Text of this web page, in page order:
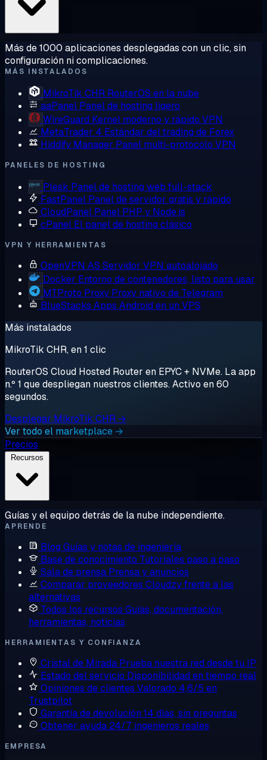
Más de 1000 aplicaciones desplegadas con un clic, sin
configuración ni complicaciones.
MÁS INSTALADOS
MikroTik CHR RouterOS en la nube
aaPanel Panel de hosting ligero
WireGuard Kernel moderno y rápido VPN
MetaTrader 4 Estándar del trading de Forex
Hiddify Manager Panel multi-protocolo VPN
PANELES DE HOSTING
Plesk Panel de hosting web full-stack
FastPanel Panel de servidor gratis y rápido
CloudPanel Panel PHP y Node.js
cPanel El panel de hosting clásico
VPN Y HERRAMIENTAS
OpenVPN AS Servidor VPN autoalojado
Docker Entorno de contenedores, listo para usar
MTProto Proxy Proxy nativo de Telegram
BlueStacks Apps Android en un VPS
Más instalados
MikroTik CHR, en 1 clic
RouterOS Cloud Hosted Router en EPYC + NVMe. La app
n.º 1 que despliegan nuestros clientes. Activo en 60
segundos.
Desplegar MikroTik CHR →
Ver todo el marketplace →
Precios
Guías y el equipo detrás de la nube independiente.
APRENDE
Blog Guías y notas de ingeniería
Base de conocimiento Tutoriales paso a paso
Sala de prensa Prensa y anuncios
Comparar proveedores Cloudzy frente a las
alternativas
Todos los recursos Guías, documentación,
herramientas, noticias
HERRAMIENTAS Y CONFIANZA
Cristal de Mirada Prueba nuestra red desde tu IP
Estado del servicio Disponibilidad en tiempo real
Opiniones de clientes Valorado 4,6/5 en
Trustpilot
Garantía de devolución 14 días, sin preguntas
Obtener ayuda 24/7, ingenieros reales
EMPRESA